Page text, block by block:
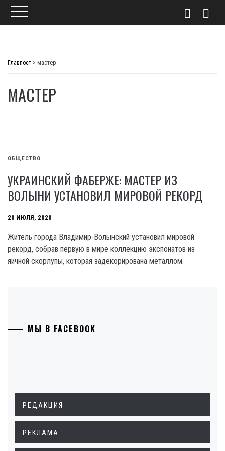
Главпост > мастер
МАСТЕР
ОБЩЕСТВО
УКРАИНСКИЙ ФАБЕРЖЕ: МАСТЕР ИЗ
ВОЛЫНИ УСТАНОВИЛ МИРОВОЙ РЕКОРД
20 ИЮЛЯ, 2020
Житель города Владимир-Волынский установил мировой
рекорд, собрав первую в мире коллекцию экспонатов из
яичной скорлупы, которая задекорирована металлом.
МЫ В FACEBOOK
РЕДАКЦИЯ
РЕКЛАМА